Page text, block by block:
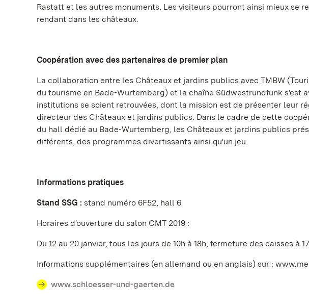
Rastatt et les autres monuments. Les visiteurs pourront ainsi mieux se
rendant dans les châteaux.
Coopération avec des partenaires de premier plan
La collaboration entre les Châteaux et jardins publics avec TMBW
du tourisme en Bade-Wurtemberg) et la chaîne Südwestrundfunk s'est
institutions se soient retrouvées, dont la mission est de présenter leur
directeur des Châteaux et jardins publics. Dans le cadre de cette
du hall dédié au Bade-Wurtemberg, les Châteaux et jardins publics
différents, des programmes divertissants ainsi qu'un jeu.
Informations pratiques
Stand SSG : stand numéro 6F52, hall 6
Horaires d'ouverture du salon CMT 2019 :
Du 12 au 20 janvier, tous les jours de 10h à 18h, fermeture des caisses à
Informations supplémentaires (en allemand ou en anglais) sur :
www.schloesser-und-gaerten.de